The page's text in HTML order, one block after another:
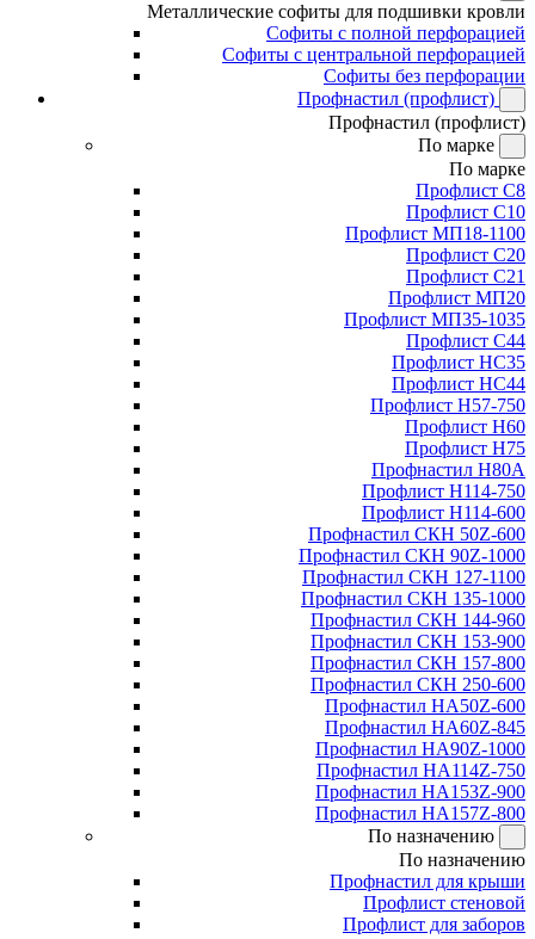
Металлические софиты для подшивки кровли
Софиты с полной перфорацией
Софиты с центральной перфорацией
Софиты без перфорации
Профнастил (профлист)
Профнастил (профлист)
По марке
По марке
Профлист С8
Профлист С10
Профлист МП18-1100
Профлист С20
Профлист С21
Профлист МП20
Профлист МП35-1035
Профлист С44
Профлист НС35
Профлист НС44
Профлист Н57-750
Профлист Н60
Профлист Н75
Профнастил Н80А
Профлист Н114-750
Профлист Н114-600
Профнастил СКН 50Z-600
Профнастил СКН 90Z-1000
Профнастил СКН 127-1100
Профнастил СКН 135-1000
Профнастил СКН 144-960
Профнастил СКН 153-900
Профнастил СКН 157-800
Профнастил СКН 250-600
Профнастил НА50Z-600
Профнастил НА60Z-845
Профнастил НА90Z-1000
Профнастил НА114Z-750
Профнастил НА153Z-900
Профнастил НА157Z-800
По назначению
По назначению
Профнастил для крыши
Профлист стеновой
Профлист для заборов